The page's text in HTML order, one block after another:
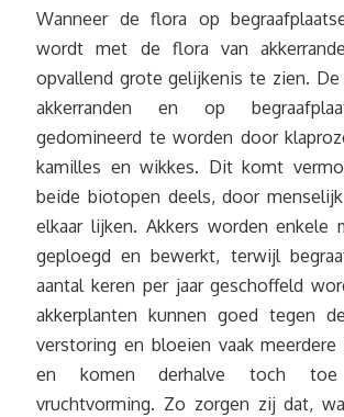
Wanneer de flora op
wordt met de flora van
opvallend grote gelijkenis te zien.
akkerranden en op
gedomineerd te worden door
kamilles en wikkes. Dit komt
beide biotopen deels, door
elkaar lijken. Akkers worden enkele
geploegd en bewerkt, terwijl
aantal keren per jaar geschoffeld
akkerplanten kunnen goed tegen
verstoring en bloeien vaak meerdere
en komen derhalve toch
vruchtvorming. Zo zorgen zij dat,